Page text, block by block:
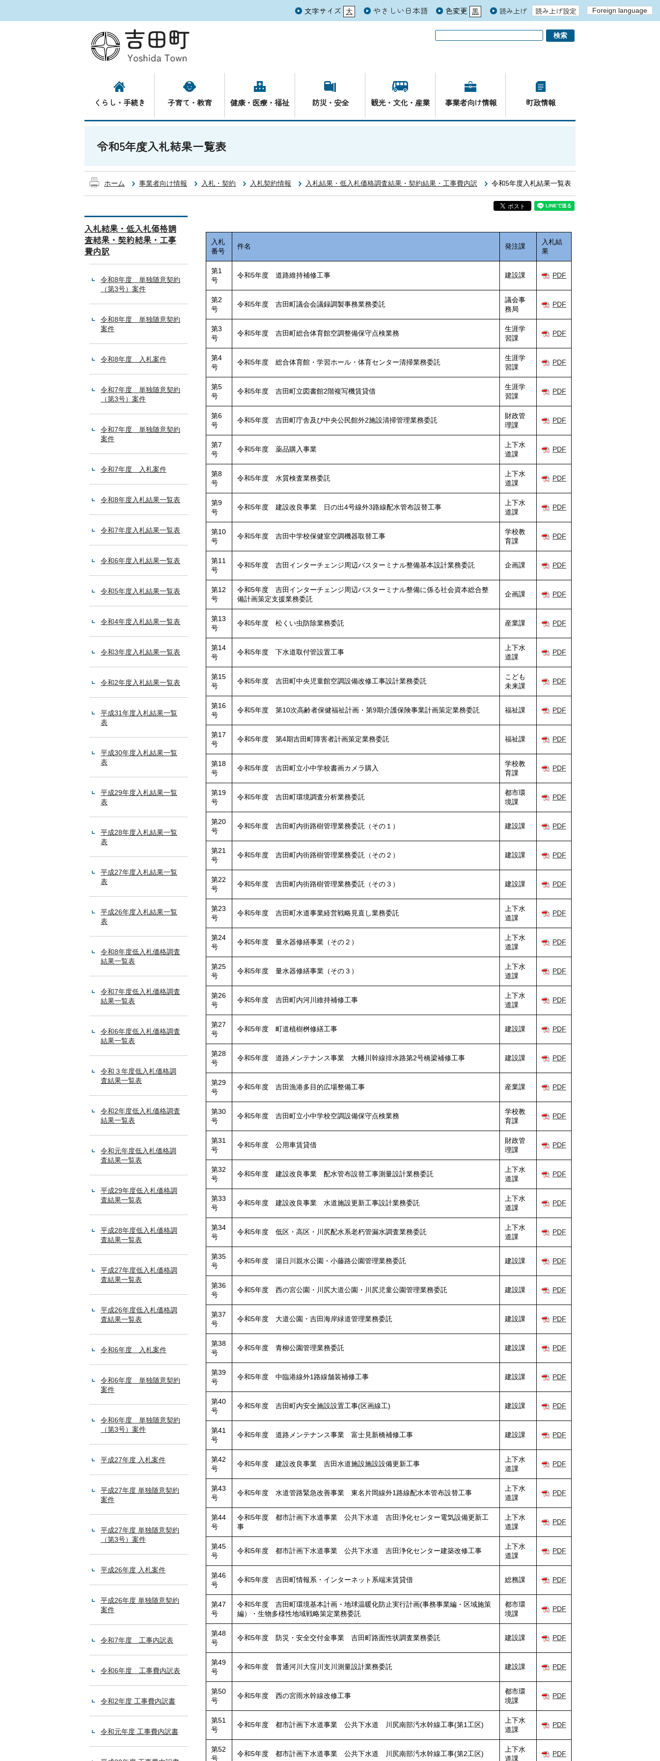
文字サイズ 大
元 やさしい日本語 色変更 黒
青
白 読み上げ 読み上げ設定 Foreign language
くらし・手続き 子育て・教育 健康・医療・福祉 防災・安全 観光・文化・産業 事業者向け情報 町政情報
令和5年度入札結果一覧表
ホーム 事業者向け情報 入札・契約 入札契約情報 入札結果・低入札価格調査結果・契約結果・工事費内訳 令和5年度入札結果一覧表
入札結果・低入札価格調
査結果・契約結果・工事
費内訳
令和8年度 単独随意契約
（第3号）案件
令和8年度 単独随意契約
案件
令和8年度 入札案件
令和7年度 単独随意契約
（第3号）案件
令和7年度 単独随意契約
案件
令和7年度 入札案件
令和8年度入札結果一覧表
令和7年度入札結果一覧表
令和6年度入札結果一覧表
令和5年度入札結果一覧表
令和4年度入札結果一覧表
令和3年度入札結果一覧表
令和2年度入札結果一覧表
平成31年度入札結果一覧
表
平成30年度入札結果一覧
表
平成29年度入札結果一覧
表
平成28年度入札結果一覧
表
平成27年度入札結果一覧
表
平成26年度入札結果一覧
表
令和8年度低入札価格調査
結果一覧表
令和7年度低入札価格調査
結果一覧表
令和6年度低入札価格調査
結果一覧表
令和３年度低入札価格調
査結果一覧表
令和2年度低入札価格調査
結果一覧表
令和元年度低入札価格調
査結果一覧表
平成29年度低入札価格調
査結果一覧表
平成28年度低入札価格調
査結果一覧表
平成27年度低入札価格調
査結果一覧表
平成26年度低入札価格調
査結果一覧表
令和6年度 入札案件
令和6年度 単独随意契約
案件
令和6年度 単独随意契約
（第3号）案件
平成27年度 入札案件
平成27年度 単独随意契約
案件
平成27年度 単独随意契約
（第3号）案件
平成26年度 入札案件
平成26年度 単独随意契約
案件
令和7年度 工事内訳表
令和6年度 工事費内訳表
令和2年度 工事費内訳書
令和元年度 工事費内訳書
入札
番号
件名 発注課
入札結
果
第1
号
令和5年度 道路維持補修工事 建設課 PDF
第2
号
令和5年度 吉田町議会会議録調製事務業務委託
議会事
務局
PDF
第3
号
令和5年度 吉田町総合体育館空調整備保守点検業務
生涯学
習課
PDF
第4
号
令和5年度 総合体育館・学習ホール・体育センター清掃業務委託
生涯学
習課
PDF
第5
号
令和5年度 吉田町立図書館2階複写機賃貸借
生涯学
習課
PDF
第6
号
令和5年度 吉田町庁舎及び中央公民館外2施設清掃管理業務委託
財政管
理課
PDF
第7
号
令和5年度 薬品購入事業
上下水
道課
PDF
第8
号
令和5年度 水質検査業務委託
上下水
道課
PDF
第9
号
令和5年度 建設改良事業 日の出4号線外3路線配水管布設替工事
上下水
道課
PDF
第10
号
令和5年度 吉田中学校保健室空調機器取替工事
学校教
育課
PDF
第11
号
令和5年度 吉田インターチェンジ周辺バスターミナル整備基本設計業務委託 企画課 PDF
第12
号
令和5年度 吉田インターチェンジ周辺バスターミナル整備に係る社会資本総合整
備計画策定支援業務委託
企画課 PDF
第13
号
令和5年度 松くい虫防除業務委託 産業課 PDF
第14
号
令和5年度 下水道取付管設置工事
上下水
道課
PDF
第15
号
令和5年度 吉田町中央児童館空調設備改修工事設計業務委託
こども
未来課
PDF
第16
号
令和5年度 第10次高齢者保健福祉計画・第9期介護保険事業計画策定業務委託 福祉課 PDF
第17
号
令和5年度 第4期吉田町障害者計画策定業務委託 福祉課 PDF
第18
号
令和5年度 吉田町立小中学校書画カメラ購入
学校教
育課
PDF
第19
号
令和5年度 吉田町環境調査分析業務委託
都市環
境課
PDF
第20
号
令和5年度 吉田町内街路樹管理業務委託（その１） 建設課 PDF
第21
号
令和5年度 吉田町内街路樹管理業務委託（その２） 建設課 PDF
第22
号
令和5年度 吉田町内街路樹管理業務委託（その３） 建設課 PDF
第23
号
令和5年度 吉田町水道事業経営戦略見直し業務委託
上下水
道課
PDF
第24
号
令和5年度 量水器修繕事業（その２）
上下水
道課
PDF
第25
号
令和5年度 量水器修繕事業（その３）
上下水
道課
PDF
第26
号
令和5年度 吉田町内河川維持補修工事
上下水
道課
PDF
第27
号
令和5年度 町道植樹桝修繕工事 建設課 PDF
第28
号
令和5年度 道路メンテナンス事業 大幡川幹線排水路第2号橋梁補修工事 建設課 PDF
第29
号
令和5年度 吉田漁港多目的広場整備工事 産業課 PDF
第30
号
令和5年度 吉田町立小中学校空調設備保守点検業務
学校教
育課
PDF
第31
号
令和5年度 公用車賃貸借
財政管
理課
PDF
第32
号
令和5年度 建設改良事業 配水管布設替工事測量設計業務委託
上下水
道課
PDF
第33
号
令和5年度 建設改良事業 水道施設更新工事設計業務委託
上下水
道課
PDF
第34
号
令和5年度 低区・高区・川尻配水系老朽管漏水調査業務委託
上下水
道課
PDF
第35
号
令和5年度 湯日川親水公園・小藤路公園管理業務委託 建設課 PDF
第36
号
令和5年度 西の宮公園・川尻大道公園・川尻児童公園管理業務委託 建設課 PDF
第37
号
令和5年度 大道公園・吉田海岸緑道管理業務委託 建設課 PDF
第38
号
令和5年度 青柳公園管理業務委託 建設課 PDF
第39
号
令和5年度 中臨港線外1路線舗装補修工事 建設課 PDF
第40
号
令和5年度 吉田町内安全施設設置工事(区画線工) 建設課 PDF
第41
号
令和5年度 道路メンテナンス事業 富士見新橋補修工事 建設課 PDF
第42
号
令和5年度 建設改良事業 吉田水道施設施設設備更新工事
上下水
道課
PDF
第43
号
令和5年度 水道管路緊急改善事業 東名片岡線外1路線配水本管布設替工事
上下水
道課
PDF
第44
号
令和5年度 都市計画下水道事業 公共下水道 吉田浄化センター電気設備更新工
事
上下水
道課
PDF
第45
号
令和5年度 都市計画下水道事業 公共下水道 吉田浄化センター建築改修工事
上下水
道課
PDF
第46
号
令和5年度 吉田町情報系・インターネット系端末賃貸借 総務課 PDF
第47
号
令和5年度 吉田町環境基本計画・地球温暖化防止実行計画(事務事業編・区域施策
編）・生物多様性地域戦略策定業務委託
都市環
境課
PDF
第48
号
令和5年度 防災・安全交付金事業 吉田町路面性状調査業務委託 建設課 PDF
第49
号
令和5年度 普通河川大窪川支川測量設計業務委託 建設課 PDF
第50
号
令和5年度 西の宮雨水幹線改修工事
都市環
境課
PDF
第51
号
令和5年度 都市計画下水道事業 公共下水道 川尻南部汚水幹線工事(第1工区)
上下水
道課
PDF
第52
号
令和5年度 都市計画下水道事業 公共下水道 川尻南部汚水幹線工事(第2工区)
上下水
道課
PDF